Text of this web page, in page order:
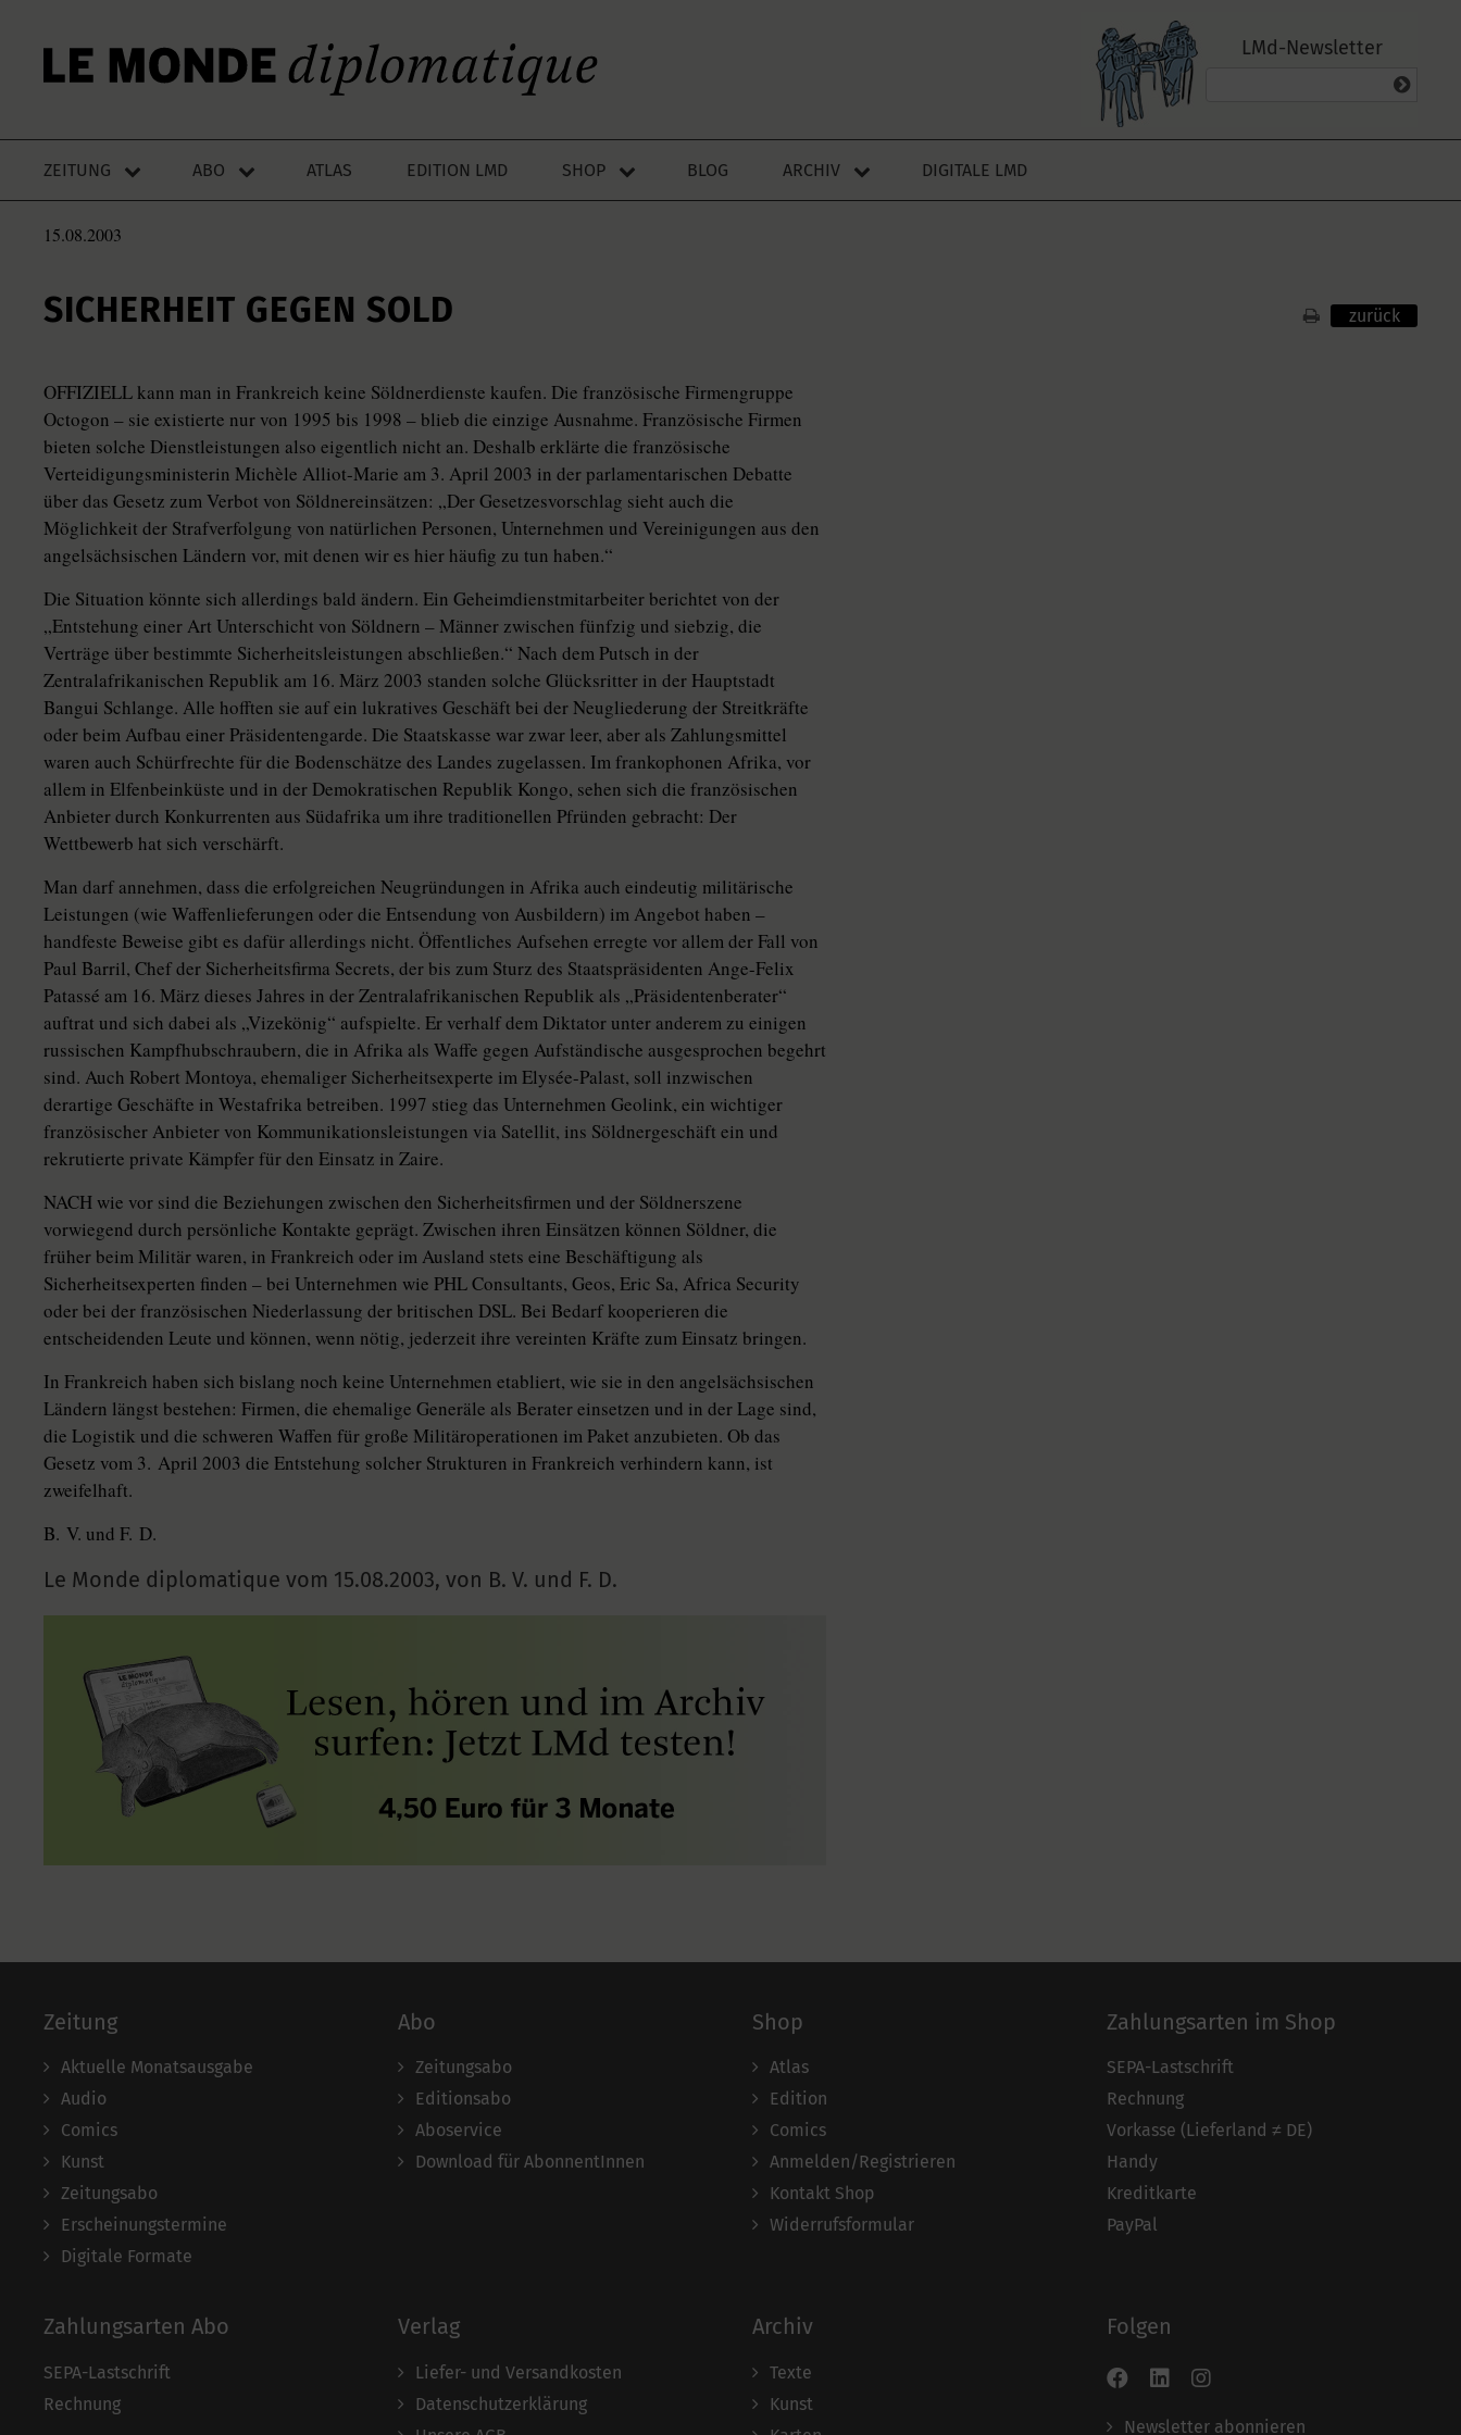
LMd-Newsletter
ZEITUNG ABO ATLAS EDITION LMD SHOP BLOG ARCHIV DIGITALE LMD
15.08.2003
SICHERHEIT GEGEN SOLD zurück
OFFIZIELL kann man in Frankreich keine Söldnerdienste kaufen. Die französische Firmengruppe
Octogon – sie existierte nur von 1995 bis 1998 – blieb die einzige Ausnahme. Französische Firmen
bieten solche Dienstleistungen also eigentlich nicht an. Deshalb erklärte die französische
Verteidigungsministerin Michèle Alliot-Marie am 3. April 2003 in der parlamentarischen Debatte
über das Gesetz zum Verbot von Söldnereinsätzen: „Der Gesetzesvorschlag sieht auch die
Möglichkeit der Strafverfolgung von natürlichen Personen, Unternehmen und Vereinigungen aus den
angelsächsischen Ländern vor, mit denen wir es hier häufig zu tun haben.“
Die Situation könnte sich allerdings bald ändern. Ein Geheimdienstmitarbeiter berichtet von der
„Entstehung einer Art Unterschicht von Söldnern – Männer zwischen fünfzig und siebzig, die
Verträge über bestimmte Sicherheitsleistungen abschließen.“ Nach dem Putsch in der
Zentralafrikanischen Republik am 16. März 2003 standen solche Glücksritter in der Hauptstadt
Bangui Schlange. Alle hofften sie auf ein lukratives Geschäft bei der Neugliederung der Streitkräfte
oder beim Aufbau einer Präsidentengarde. Die Staatskasse war zwar leer, aber als Zahlungsmittel
waren auch Schürfrechte für die Bodenschätze des Landes zugelassen. Im frankophonen Afrika, vor
allem in Elfenbeinküste und in der Demokratischen Republik Kongo, sehen sich die französischen
Anbieter durch Konkurrenten aus Südafrika um ihre traditionellen Pfründen gebracht: Der
Wettbewerb hat sich verschärft.
Man darf annehmen, dass die erfolgreichen Neugründungen in Afrika auch eindeutig militärische
Leistungen (wie Waffenlieferungen oder die Entsendung von Ausbildern) im Angebot haben –
handfeste Beweise gibt es dafür allerdings nicht. Öffentliches Aufsehen erregte vor allem der Fall von
Paul Barril, Chef der Sicherheitsfirma Secrets, der bis zum Sturz des Staatspräsidenten Ange-Felix
Patassé am 16. März dieses Jahres in der Zentralafrikanischen Republik als „Präsidentenberater“
auftrat und sich dabei als „Vizekönig“ aufspielte. Er verhalf dem Diktator unter anderem zu einigen
russischen Kampfhubschraubern, die in Afrika als Waffe gegen Aufständische ausgesprochen begehrt
sind. Auch Robert Montoya, ehemaliger Sicherheitsexperte im Elysée-Palast, soll inzwischen
derartige Geschäfte in Westafrika betreiben. 1997 stieg das Unternehmen Geolink, ein wichtiger
französischer Anbieter von Kommunikationsleistungen via Satellit, ins Söldnergeschäft ein und
rekrutierte private Kämpfer für den Einsatz in Zaire.
NACH wie vor sind die Beziehungen zwischen den Sicherheitsfirmen und der Söldnerszene
vorwiegend durch persönliche Kontakte geprägt. Zwischen ihren Einsätzen können Söldner, die
früher beim Militär waren, in Frankreich oder im Ausland stets eine Beschäftigung als
Sicherheitsexperten finden – bei Unternehmen wie PHL Consultants, Geos, Eric Sa, Africa Security
oder bei der französischen Niederlassung der britischen DSL. Bei Bedarf kooperieren die
entscheidenden Leute und können, wenn nötig, jederzeit ihre vereinten Kräfte zum Einsatz bringen.
In Frankreich haben sich bislang noch keine Unternehmen etabliert, wie sie in den angelsächsischen
Ländern längst bestehen: Firmen, die ehemalige Generäle als Berater einsetzen und in der Lage sind,
die Logistik und die schweren Waffen für große Militäroperationen im Paket anzubieten. Ob das
Gesetz vom 3. April 2003 die Entstehung solcher Strukturen in Frankreich verhindern kann, ist
zweifelhaft.
B. V. und F. D.
Le Monde diplomatique vom 15.08.2003, von B. V. und F. D.
Zeitung
Aktuelle Monatsausgabe
Audio
Comics
Kunst
Zeitungsabo
Erscheinungstermine
Digitale Formate
Abo
Zeitungsabo
Editionsabo
Aboservice
Download für AbonnentInnen
Shop
Atlas
Edition
Comics
Anmelden/Registrieren
Kontakt Shop
Widerrufsformular
Zahlungsarten im Shop
SEPA-Lastschrift
Rechnung
Vorkasse (Lieferland ≠ DE)
Handy
Kreditkarte
PayPal
Zahlungsarten Abo
SEPA-Lastschrift
Rechnung
Verlag
Liefer- und Versandkosten
Datenschutzerklärung
Archiv
Texte
Kunst
Folgen
Newsletter abonnieren